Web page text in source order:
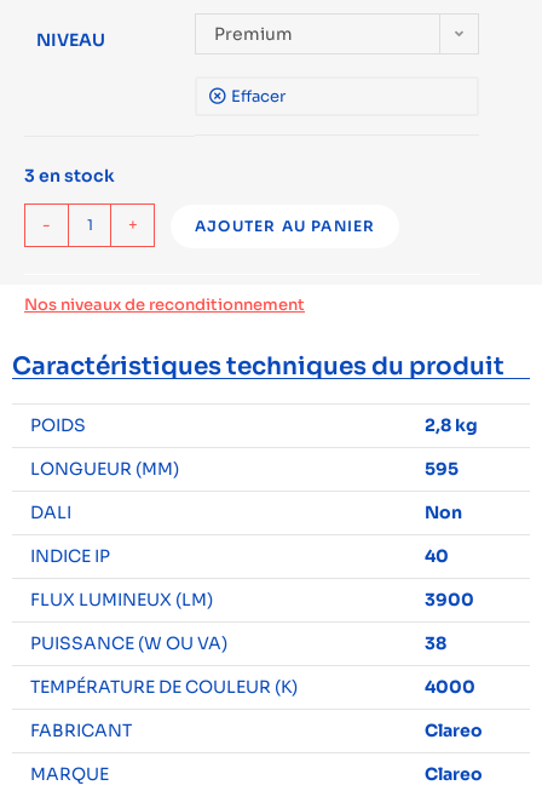
NIVEAU Premium
Effacer
3 en stock
- + AJOUTER AU PANIER
Nos niveaux de reconditionnement
Caractéristiques techniques du produit
POIDS
2,8 kg
LONGUEUR (MM)
595
DALI
Non
INDICE IP
40
FLUX LUMINEUX (LM)
3900
PUISSANCE (W OU VA)
38
TEMPÉRATURE DE COULEUR (K)
4000
FABRICANT
Clareo
MARQUE
Clareo